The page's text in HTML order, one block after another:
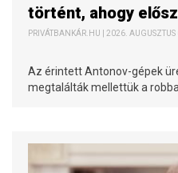
történt, ahogy
PRIVÁTBANKÁR.HU | 2026. AUGUSZTUS
Az érintett Antonov-gépek
megtalálták mellettük a